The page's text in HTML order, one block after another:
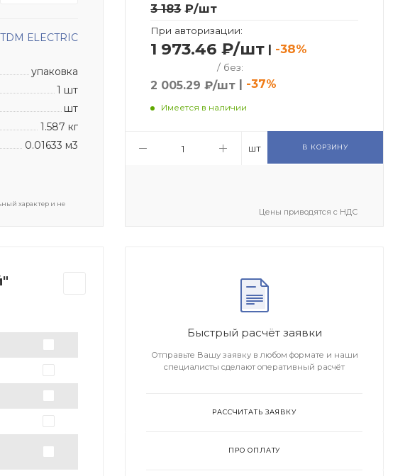
TDM ЕLECTRIC
упаковка
1 шт
шт
1.587 кг
0.01633 м3
характер и не
3 183₽/шт
При авторизации:
1 973.46 ₽/шт | -38%
/ без:
2 005.29 ₽/шт | -37%
Имеется в наличии
шт В КОРЗИНУ
Цены приводятся с НДС
Быстрый расчёт заявки
Отправьте Вашу заявку в любом формате и наши
специалисты сделают оперативный расчёт
РАССЧИТАТЬ ЗАЯВКУ
ПРО ОПЛАТУ